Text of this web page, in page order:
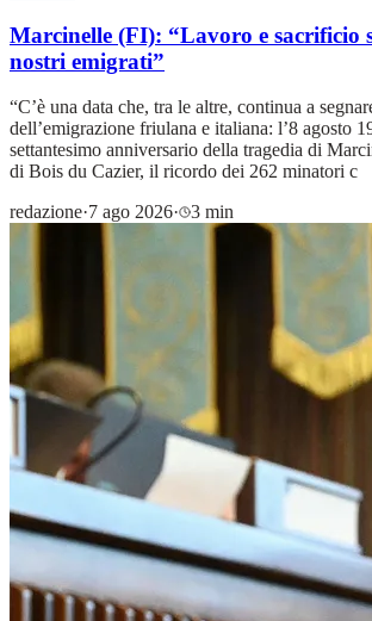
Marcinelle (FI): “Lavoro e sacrificio
nostri emigrati”
“C’è una data che, tra le altre, continua a
dell’emigrazione friulana e italiana: l’8 agosto
settantesimo anniversario della tragedia di
di Bois du Cazier, il ricordo dei 262 minatori c
redazione·7 ago 2026· 3 min